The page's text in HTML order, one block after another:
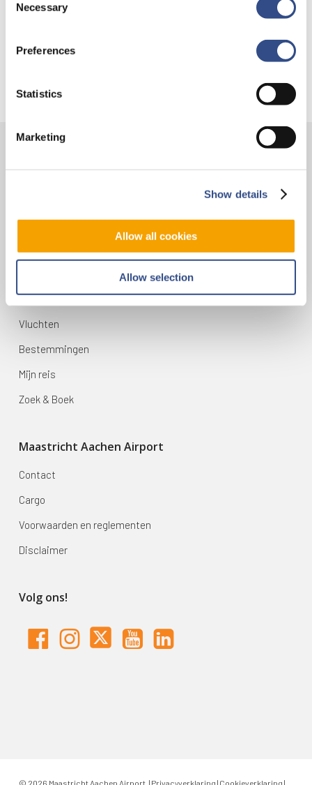
Selection
Necessary
Preferences
Statistics
Marketing
Show details
Allow all cookies
Allow selection
Trainingsvlucht 17 juli
Trainingsvlucht KLM
Contact
infodesk@maa.nl
Op reis
Vluchten
Bestemmingen
Mijn reis
Zoek & Boek
Maastricht Aachen Airport
Contact
Cargo
Voorwaarden en reglementen
Disclaimer
Volg ons!
© 2026 Maastricht Aachen Airport. |Privacyverklaring | Cookieverklaring |